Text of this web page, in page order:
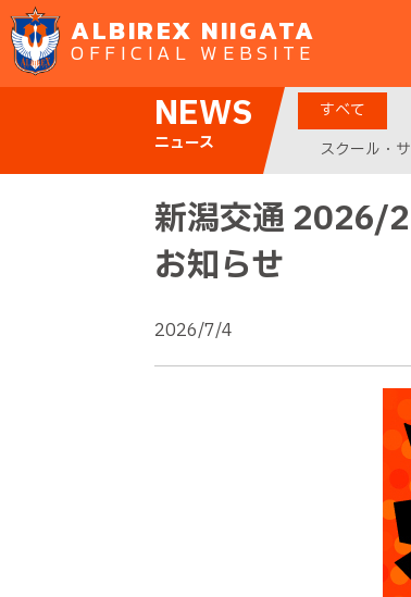
ALBIREX NIIGATA
OFFICIAL WEBSITE
NEWS
ニュース
すべて
スクール・
新潟交通 2026/
お知らせ
2026/7/4